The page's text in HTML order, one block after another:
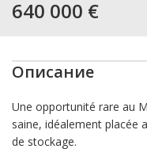
640 000 €
Описание
Une opportunité rare au
saine, idéalement placée
de stockage.